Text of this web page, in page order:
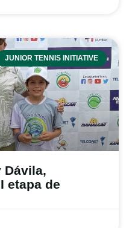
JUNIOR TENNIS INITIATIVE
Dávila,
etapa de